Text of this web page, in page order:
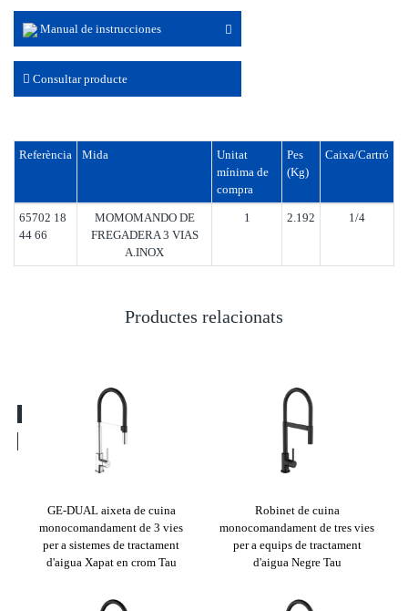
Manual de instrucciones
Consultar producte
Referència Mida
Unitat
mínima de
compra
Pes
(Kg)
Caixa/Cartró
65702 18
44 66
MOMOMANDO DE
FREGADERA 3 VIAS
A.INOX
1 2.192 1/4
Productes relacionats
GE-DUAL aixeta de cuina
monocomandament de 3 vies
per a sistemes de tractament
d'aigua Xapat en crom Tau
Robinet de cuina
monocomandament de tres vies
per a equips de tractament
d'aigua Negre Tau